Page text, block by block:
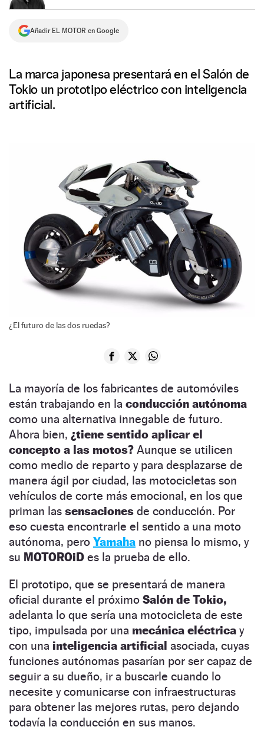
Añadir EL MOTOR en Google
La marca japonesa presentará en el Salón de
Tokio un prototipo eléctrico con inteligencia
artificial.
¿El futuro de las dos ruedas?
La mayoría de los fabricantes de automóviles
están trabajando en la conducción autónoma
como una alternativa innegable de futuro.
Ahora bien, ¿tiene sentido aplicar el
concepto a las motos? Aunque se utilicen
como medio de reparto y para desplazarse de
manera ágil por ciudad, las motocicletas son
vehículos de corte más emocional, en los que
priman las sensaciones de conducción. Por
eso cuesta encontrarle el sentido a una moto
autónoma, pero Yamaha no piensa lo mismo, y
su MOTOROiD es la prueba de ello.
El prototipo, que se presentará de manera
oficial durante el próximo Salón de Tokio,
adelanta lo que sería una motocicleta de este
tipo, impulsada por una mecánica eléctrica y
con una inteligencia artificial asociada, cuyas
funciones autónomas pasarían por ser capaz de
seguir a su dueño, ir a buscarle cuando lo
necesite y comunicarse con infraestructuras
para obtener las mejores rutas, pero dejando
todavía la conducción en sus manos.